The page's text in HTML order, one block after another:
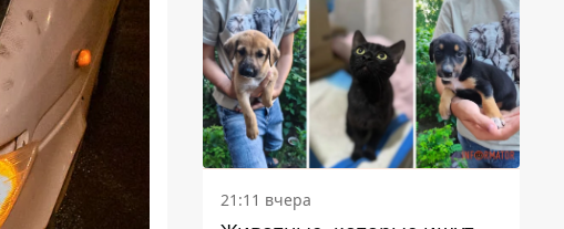
21:11 вчера